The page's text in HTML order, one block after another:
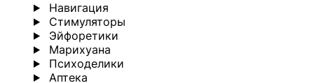
Навигация
Стимуляторы
Эйфоретики
Марихуана
Психоделики
Аптека